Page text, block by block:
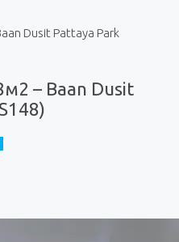
Dusit Pattaya Park
– Baan Dusit